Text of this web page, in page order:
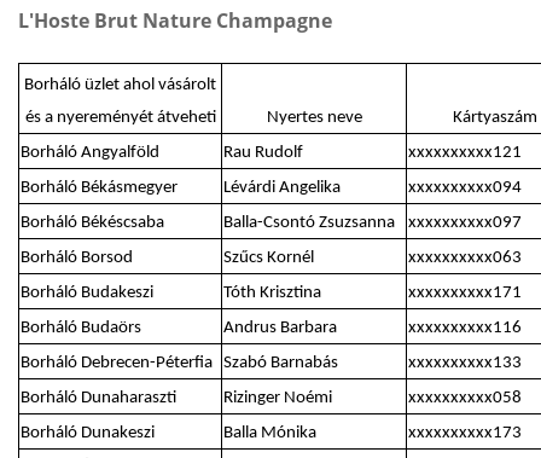
L'Hoste Brut Nature Champagne
Borháló üzlet ahol vásárolt
és a nyereményét átveheti
Nyertes neve
Kártyaszám
Borháló Angyalföld
Rau Rudolf
xxxxxxxxxx121
Borháló Békásmegyer
Lévárdi Angelika
xxxxxxxxxx094
Borháló Békéscsaba
Balla-Csontó Zsuzsanna
xxxxxxxxxx097
Borháló Borsod
Szűcs Kornél
xxxxxxxxxx063
Borháló Budakeszi
Tóth Krisztina
xxxxxxxxxx171
Borháló Budaörs
Andrus Barbara
xxxxxxxxxx116
Borháló Debrecen-Péterfia Szabó Barnabás
xxxxxxxxxx133
Borháló Dunaharaszti
Rizinger Noémi
xxxxxxxxxx058
Borháló Dunakeszi
Balla Mónika
xxxxxxxxxx173